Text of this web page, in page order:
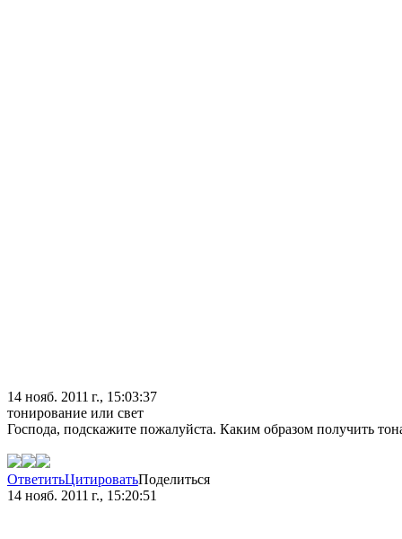
14 нояб. 2011 г., 15:03:37
тонирование или свет
Господа, подскажите пожалуйста. Каким образом получить
ОтветитьЦитироватьПоделиться
14 нояб. 2011 г., 15:20:51